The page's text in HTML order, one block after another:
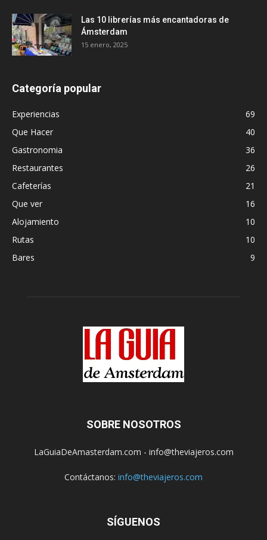
Las 10 librerías más encantadoras de
Ámsterdam
15 enero, 2025
Categoría popular
Experiencias
69
Que Hacer
40
Gastronomia
36
Restaurantes
26
Cafeterías
21
Que ver
16
Alojamiento
10
Rutas
10
Bares
9
SOBRE NOSOTROS
LaGuiaDeAmasterdam.com - info@theviajeros.com
Contáctanos: info@theviajeros.com
SÍGUENOS